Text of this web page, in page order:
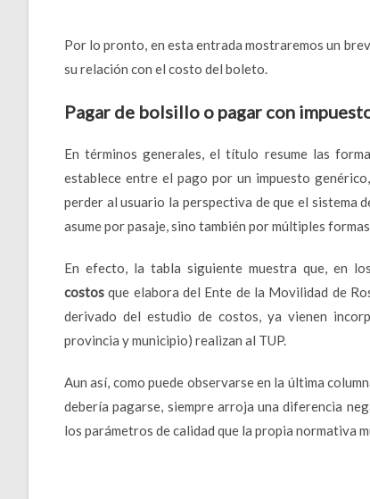
Por lo pronto, en esta entrada mostraremos un
su relación con el costo del boleto.
Pagar de bolsillo o pagar con
En términos generales, el título resume las
establece entre el pago por un impuesto
perder al usuario la perspectiva de que el sistema
asume por pasaje, sino también por múltiples
En efecto, la tabla siguiente muestra que, en
costos que elabora del Ente de la Movilidad de
derivado del estudio de costos, ya vienen
provincia y municipio) realizan al TUP.
Aun así, como puede observarse en la última
debería pagarse, siempre arroja una diferencia
los parámetros de calidad que la propia normativa